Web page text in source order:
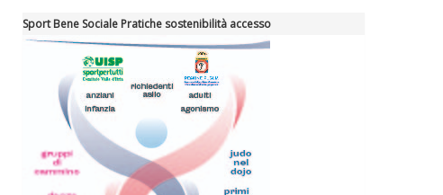
La formazione Uisp rallenta ma
Tiziano Pesce nel Cda di
Fondazione Terzjus: prima riunione
a Roma
Sport Bene Sociale Pratiche sostenibilità accesso